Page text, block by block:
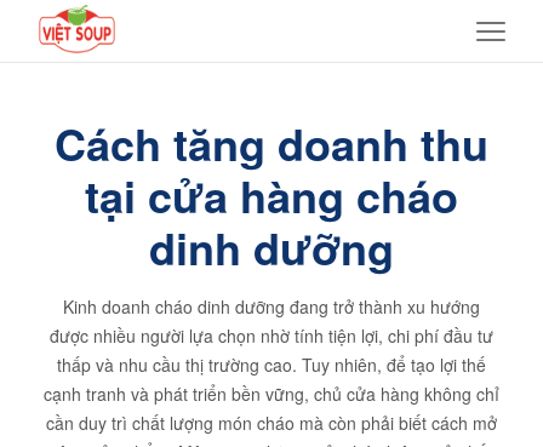
Cách tăng doanh thu
tại cửa hàng cháo
dinh dưỡng
Kinh doanh cháo dinh dưỡng đang trở thành xu hướng
được nhiều người lựa chọn nhờ tính tiện lợi, chi phí đầu tư
thấp và nhu cầu thị trường cao. Tuy nhiên, để tạo lợi thế
cạnh tranh và phát triển bền vững, chủ cửa hàng không chỉ
cần duy trì chất lượng món cháo mà còn phải biết cách mở